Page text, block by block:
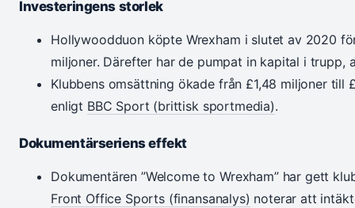
Investeringens storlek
Hollywoodduon köpte Wrexham i slutet av 2020
miljoner. Därefter har de pumpat in kapital i trupp,
Klubbens omsättning ökade från £1,48 miljoner till
enligt BBC Sport (brittisk sportmedia).
Dokumentärseriens effekt
Dokumentären ”Welcome to Wrexham” har gett
Front Office Sports (finansanalys) noterar att